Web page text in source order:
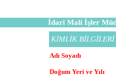
İdari Mali İşler
KİMLİK BİLGİLERİ
Adı Soyadı
Doğum Yeri ve Yılı